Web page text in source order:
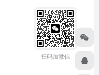
扫码加微信